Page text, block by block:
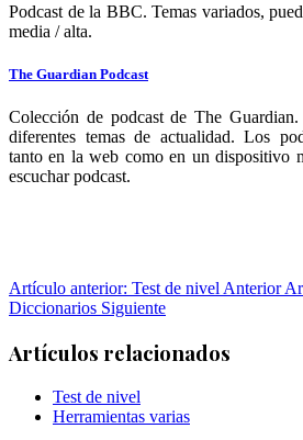
Podcast de la BBC. Temas variados,
media / alta.
The Guardian Podcast
Colección de podcast de The
diferentes temas de actualidad. Los
tanto en la web como en un dispositivo
escuchar podcast.
Artículo anterior: Test de nivel Anterior
Diccionarios Siguiente
Artículos relacionados
Test de nivel
Herramientas varias